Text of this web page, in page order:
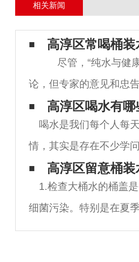
相关新闻
高淳区常喝桶装
尽管，“纯水与健康
论，但专家的意见和忠
考和启示。为此，记者
业委员
高淳区喝水有哪
喝水是我们每个人每
情，其实是存在不少学
于喝水的好处有哪些吧
一种良性保护剂，不刺
高淳区留意桶
1.检查大桶水的桶盖
细菌污染。特别是在夏
旋转桶盖，看桶盖能否